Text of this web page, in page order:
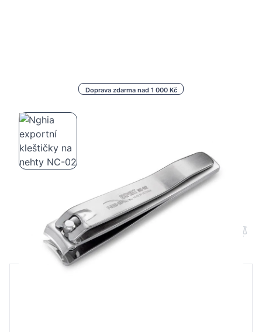
Doprava zdarma nad 1 000 Kč
Nghia exportní kleštičky na nehty NC-02
B2B cena